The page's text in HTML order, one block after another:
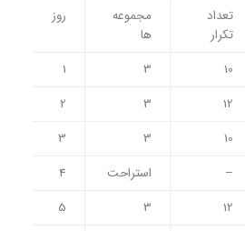
تعداد
تکرار
مجموعه
ها
روز
10
3
1
12
3
2
10
3
3
– استراحت
4
12
3
5